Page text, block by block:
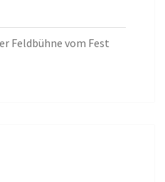
Feldbühne vom Fest